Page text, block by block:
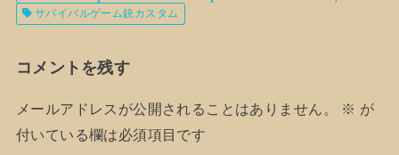
サバイバルゲーム銃カスタム
コメントを残す
メールアドレスが公開されることはありません。 ※ が
付いている欄は必須項目です